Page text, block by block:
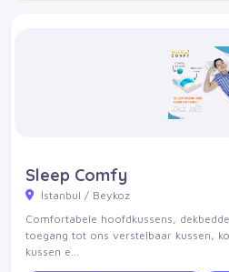
Sleep Comfy
İstanbul / Beykoz
Comfortabele hoofdkussens,
toegang tot ons verstelbaar kussen,
kussen e...